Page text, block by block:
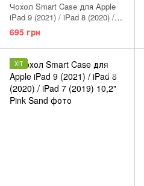
Чохол Smart Case для Apple
iPad 9 (2021) / iPad 8 (2020) /
iPad 7 (2019) 10,2" Pink
695 грн
ХІТ